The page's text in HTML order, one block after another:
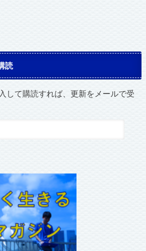
読
して購読すれば、更新をメールで受